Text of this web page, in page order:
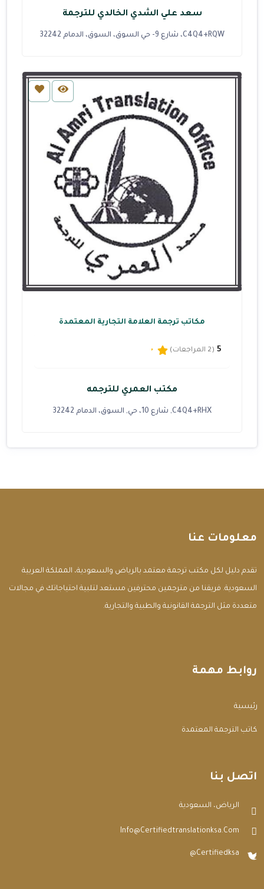
سعد علي الشدي الخالدي للترجمة
C4Q4+RQW، شارع 9- حي السوق، السوق، الدمام 32242
مكاتب ترجمة العلامة التجارية المعتمدة
5 (2 المراجعات)
مكتب العمري للترجمه
C4Q4+RHX, شارع 10، حي, السوق، الدمام 32242
معلومات عنا
تقدم دليل لكل مكتب ترجمة معتمد بالرياض والسعودية، المملكة العربية
السعودية. فريقنا من مترجمين محترفين مستعد لتلبية احتياجاتك في مجالات
متعددة مثل الترجمة القانونية والطبية والتجارية.
روابط مهمة
الرئيسية
مكاتب الترجمة المعتمدة
اتصل بنا
الرياض، السعودية
Info@certifiedtranslationksa.com
@certifiedksa